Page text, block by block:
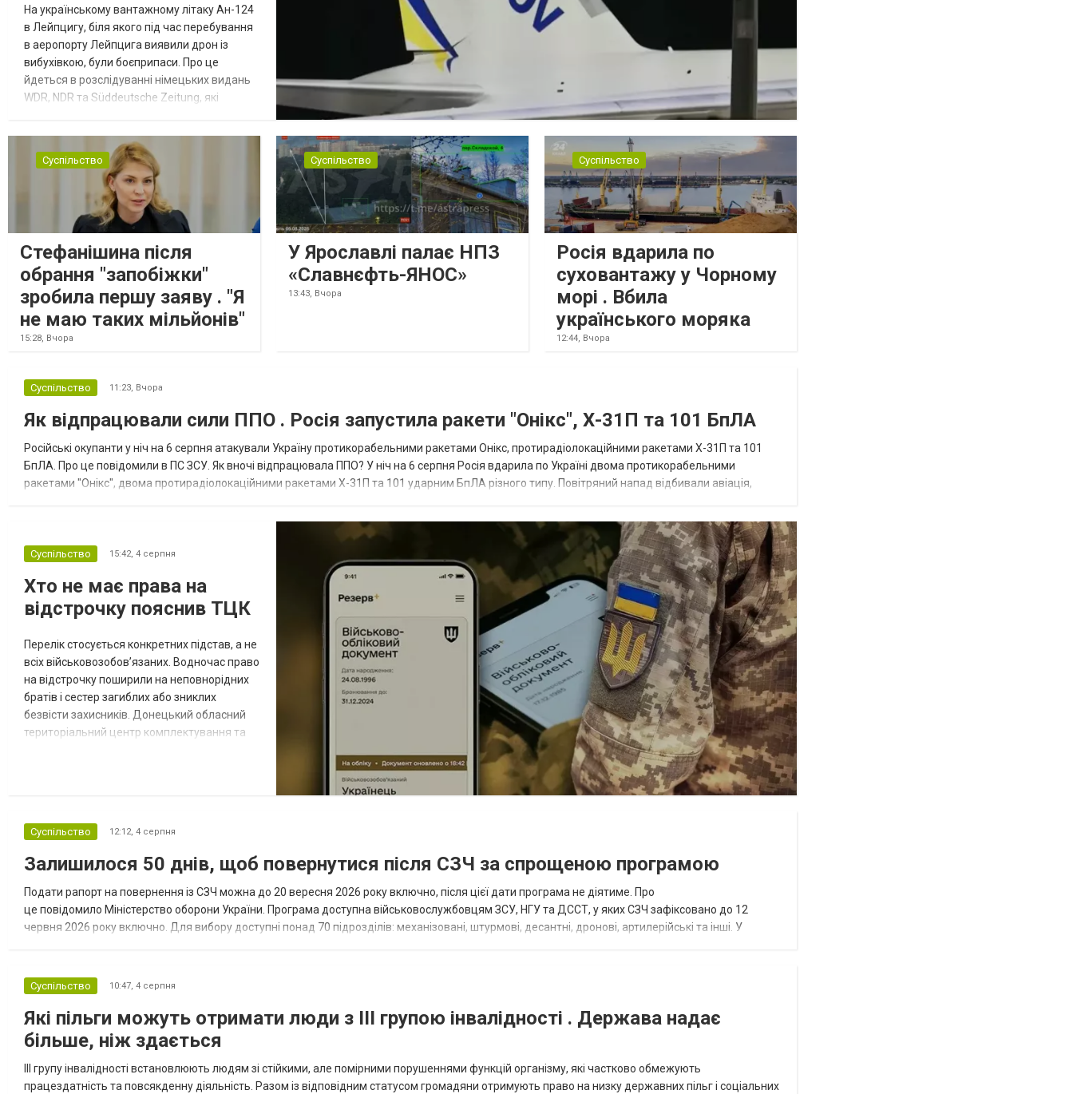
На українському вантажному літаку Ан-124
в Лейпцигу, біля якого під час перебування
в аеропорту Лейпцига виявили дрон із
вибухівкою, були боєприпаси. Про це
йдеться в розслідуванні німецьких видань
WDR, NDR та Süddeutsche Zeitung, які
були на борту літака, незадовго до цього
доставили з Франції до Лейпцига, після
чого їх мали транспортувати далі. За
даними слідства, 4 серпня о...
Суспільство
Стефанішина після
обрання "запобіжки"
зробила першу заяву . "Я
не маю таких мільйонів"
15:28, Вчора
Суспільство
У Ярославлі палає НПЗ
«Славнєфть-ЯНОС»
13:43, Вчора
Суспільство
Росія вдарила по
суховантажу у Чорному
морі . Вбила
українського моряка
12:44, Вчора
Суспільство 11:23, Вчора
Як відпрацювали сили ППО . Росія запустила ракети "Онікс", Х-31П та 101 БпЛА
Російські окупанти у ніч на 6 серпня атакували Україну протикорабельними ракетами Онікс, протирадіолокаційними ракетами Х-31П та 101
БпЛА. Про це повідомили в ПС ЗСУ. Як вночі відпрацювала ППО? У ніч на 6 серпня Росія вдарила по Україні двома протикорабельними
ракетами "Онікс", двома протирадіолокаційними ракетами Х-31П та 101 ударним БпЛА різного типу. Повітряний напад відбивали авіація,
Суспільство 15:42, 4 серпня
Хто не має права на
відстрочку пояснив ТЦК
Перелік стосується конкретних підстав, а не
всіх військовозобов’язаних. Водночас право
на відстрочку поширили на неповнорідних
братів і сестер загиблих або зниклих
безвісти захисників. Донецький обласний
територіальний центр комплектування та
студенти, боржники з аліме...
Суспільство 12:12, 4 серпня
Залишилося 50 днів, щоб повернутися після СЗЧ за спрощеною програмою
Подати рапорт на повернення із СЗЧ можна до 20 вересня 2026 року включно, після цієї дати програма не діятиме. Про
це повідомило Міністерство оборони України. Програма доступна військовослужбовцям ЗСУ, НГУ та ДССТ, у яких СЗЧ зафіксовано до 12
червня 2026 року включно. Для вибору доступні понад 70 підрозділів: механізовані, штурмові, десантні, дронові, артилерійські та інші. У
Суспільство 10:47, 4 серпня
Які пільги можуть отримати люди з III групою інвалідності . Держава надає
більше, ніж здається
III групу інвалідності встановлюють людям зі стійкими, але помірними порушеннями функцій організму, які частково обмежують
працездатність та повсякденну діяльність. Разом із відповідним статусом громадяни отримують право на низку державних пільг і соціальних